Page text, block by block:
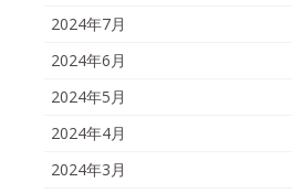
2024年7月
2024年6月
2024年5月
2024年4月
2024年3月